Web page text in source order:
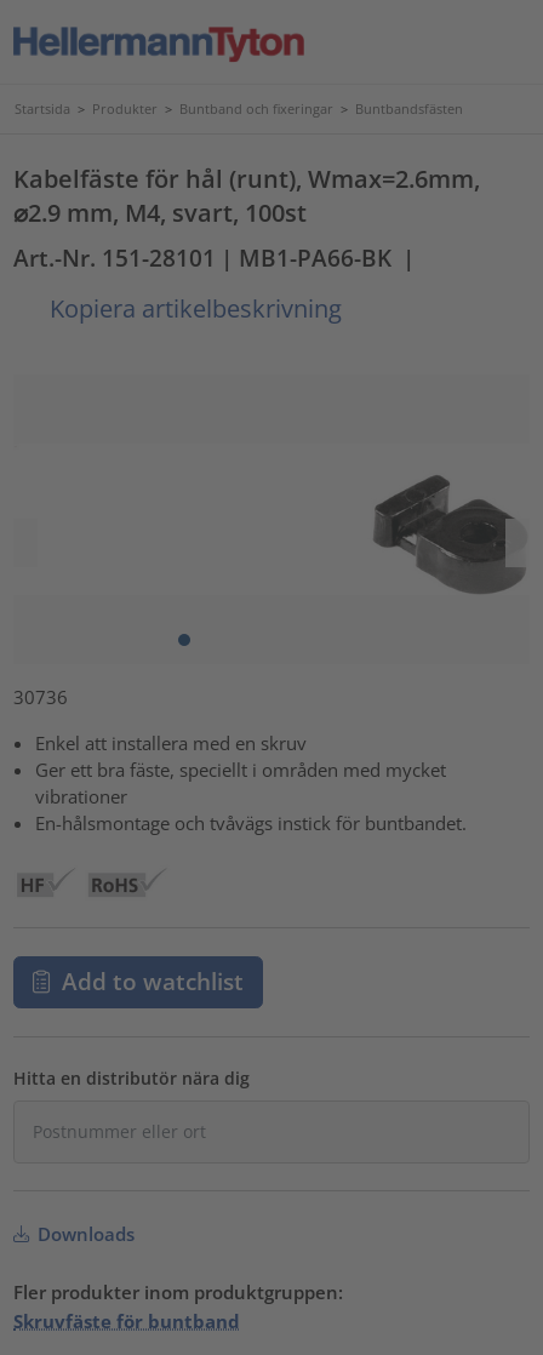
Startsida > Produkter > Buntband och fixeringar > Buntbandsfästen
Kabelfäste för hål (runt), Wmax=2.6mm,
⌀2.9 mm, M4, svart, 100st
Art.-Nr. 151-28101 | MB1-PA66-BK |
Kopiera artikelbeskrivning
30736
Enkel att installera med en skruv
Ger ett bra fäste, speciellt i områden med mycket
vibrationer
En-hålsmontage och tvåvägs instick för buntbandet.
Add to watchlist
Hitta en distributör nära dig
Downloads
Fler produkter inom produktgruppen:
Skruvfäste för buntband